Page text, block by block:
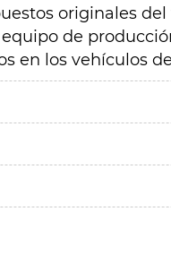
originales del
de
en los vehículos